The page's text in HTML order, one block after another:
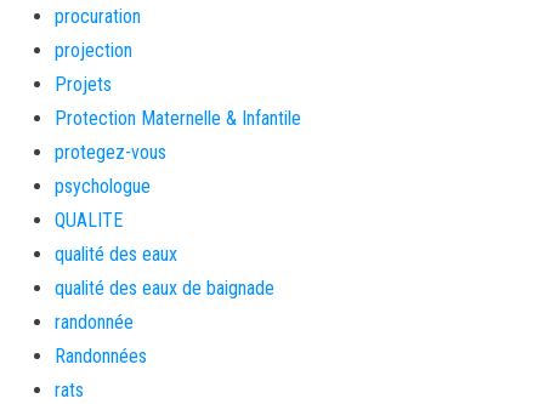
procuration
projection
Projets
Protection Maternelle & Infantile
protegez-vous
psychologue
QUALITE
qualité des eaux
qualité des eaux de baignade
randonnée
Randonnées
rats